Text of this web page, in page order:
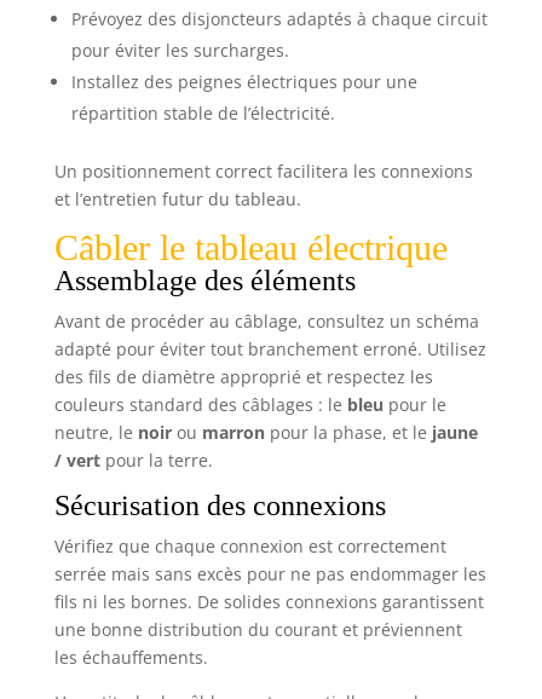
Prévoyez des disjoncteurs adaptés à chaque circuit
pour éviter les surcharges.
Installez des peignes électriques pour une
répartition stable de l’électricité.
Un positionnement correct facilitera les connexions
et l’entretien futur du tableau.
Câbler le tableau électrique
Assemblage des éléments
Avant de procéder au câblage, consultez un schéma
adapté pour éviter tout branchement erroné. Utilisez
des fils de diamètre approprié et respectez les
couleurs standard des câblages : le bleu pour le
neutre, le noirou marronpour la phase, et le jaune
/ vertpour la terre.
Sécurisation des connexions
Vérifiez que chaque connexion est correctement
serrée mais sans excès pour ne pas endommager les
fils ni les bornes. De solides connexions garantissent
une bonne distribution du courant et préviennent
les échauffements.